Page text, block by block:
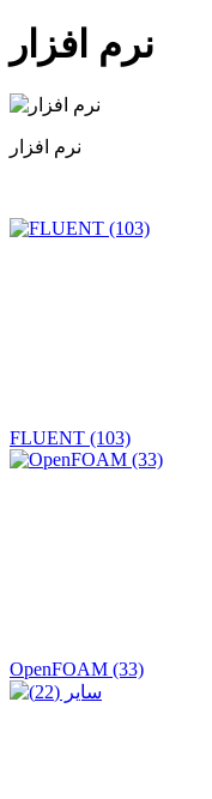
نرم افزار
FLUENT (103)
OpenFOAM (33)